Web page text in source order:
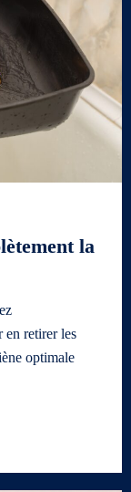
la
en retirer les
optimale